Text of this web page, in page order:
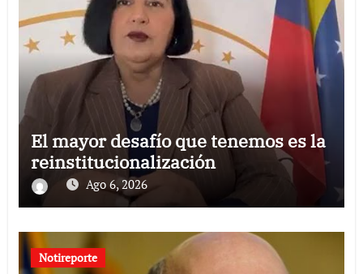
El mayor desafío que tenemos es la
reinstitucionalización
Ago 6, 2026
Notireporte